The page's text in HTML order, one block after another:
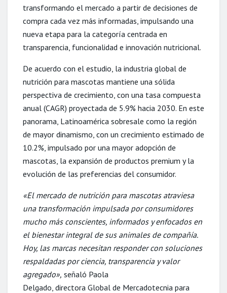
transformando el mercado a partir de decisiones de
compra cada vez más informadas, impulsando una
nueva etapa para la categoría centrada en
transparencia, funcionalidad e innovación nutricional.
De acuerdo con el estudio, la industria global de
nutrición para mascotas mantiene una sólida
perspectiva de crecimiento, con una tasa compuesta
anual (CAGR) proyectada de 5.9% hacia 2030. En este
panorama, Latinoamérica sobresale como la región
de mayor dinamismo, con un crecimiento estimado de
10.2%, impulsado por una mayor adopción de
mascotas, la expansión de productos premium y la
evolución de las preferencias del consumidor.
«El mercado de nutrición para mascotas atraviesa
una transformación impulsada por consumidores
mucho más conscientes, informados y enfocados en
el bienestar integral de sus animales de compañía.
Hoy, las marcas necesitan responder con soluciones
respaldadas por ciencia, transparencia y valor
agregado», señaló Paola
Delgado, directora Global de Mercadotecnia para